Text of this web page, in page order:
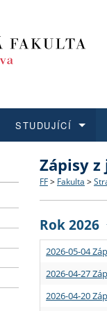
Struktura
Strategie
Podpora
Co
Učitelské
STUDUJÍCÍ
Rigorózní
O vědě a
Granty a
Aktuální
Zápisy
FF > Fakulta >
Rok 2026
2026-05-04
2026-04-27
2026-04-20